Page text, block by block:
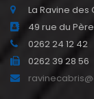
La Ravine des
49 rue du Père
0262 24 12 42
0262 39 28 56